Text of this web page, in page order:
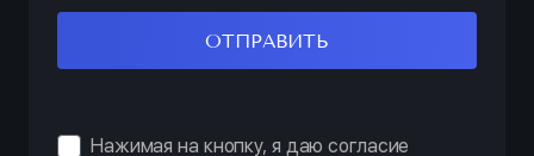
ОТПРАВИТЬ
Нажимая на кнопку, я даю согласие